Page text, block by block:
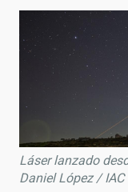
Láser lanzado
Daniel López / IAC